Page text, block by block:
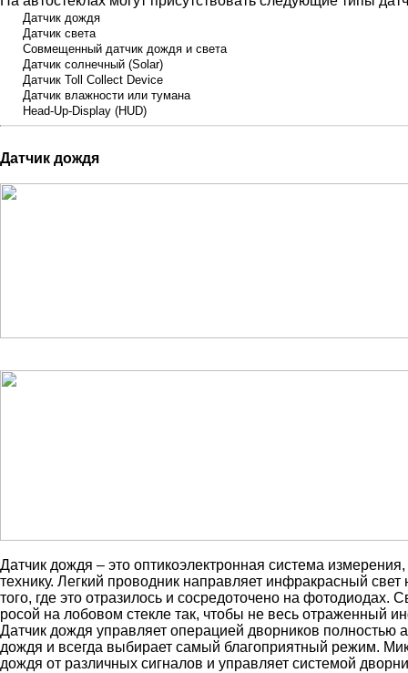
Датчик дождя
Датчик света
Совмещенный датчик дождя и света
Датчик солнечный (Solar)
Датчик Toll Collect Device
Датчик влажности или тумана
Head-Up-Display (HUD)
Датчик дождя
Датчик дождя – это оптикоэлектронная система
технику. Легкий проводник направляет инфракрасный свет
того, где это отразилось и сосредоточено на фотодиодах.
росой на лобовом стекле так, чтобы не весь отраженный
Датчик дождя управляет операцией дворников полностью
дождя и всегда выбирает самый благоприятный режим.
дождя от различных сигналов и управляет системой